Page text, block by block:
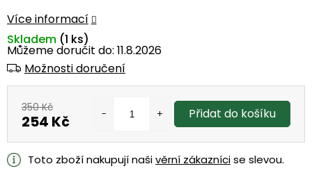
Více informací
Můžeme doručit do: 11.8.2026
Možnosti doručení
Skladem (1 ks)
350 Kč
254 Kč Přidat do košíku
Toto zboží nakupují našivěrní zákaznícise slevou.